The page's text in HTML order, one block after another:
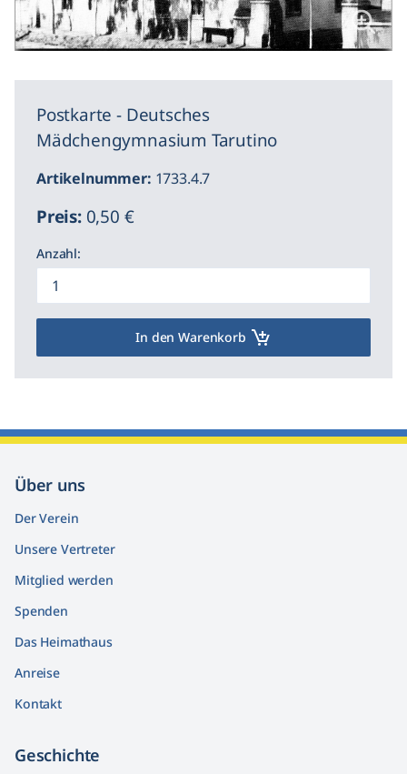
Postkarte - Deutsches
Mädchengymnasium Tarutino
Artikelnummer: 1733.4.7
Preis:0,50 €
Anzahl:
In den Warenkorb
Über uns
Der Verein
Unsere Vertreter
Mitglied werden
Spenden
Das Heimathaus
Anreise
Kontakt
Geschichte